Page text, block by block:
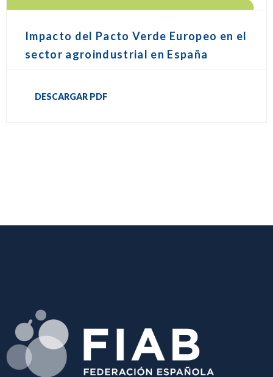
Impacto del Pacto Verde Europeo en el
sector agroindustrial en España
DESCARGAR PDF